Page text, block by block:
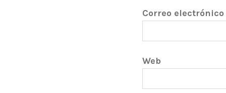
Correo electrónico
Web